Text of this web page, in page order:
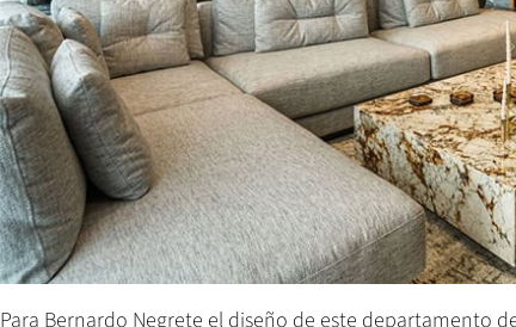
Para Bernardo Negrete el diseño de este departamento